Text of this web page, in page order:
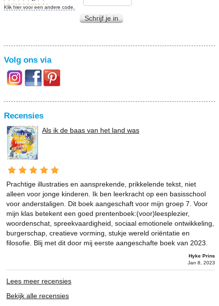
Klik hier voor een andere code.
Schrijf je in
Volg ons via
Recensies
Als ik de baas van het land was
Prachtige illustraties en aansprekende, prikkelende tekst, niet
alleen voor jonge kinderen. Ik ben leerkracht op een basisschool
voor anderstaligen. Dit boek aangeschaft voor mijn groep 7. Voor
mijn klas betekent een goed prentenboek:(voor)leesplezier,
woordenschat, spreekvaardigheid, sociaal emotionele ontwikkeling,
burgerschap, creatieve vorming, stukje wereld oriëntatie en
filosofie. Blij met dit door mij eerste aangeschafte boek van 2023.
Hyke Prins
Jan 8, 2023
Lees meer recensies
Bekijk alle recensies